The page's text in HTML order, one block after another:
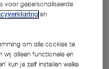
voor gepersonaliseerde
en
om alle cookies te
wij alleen functionele en
kun je zelf instellen welke